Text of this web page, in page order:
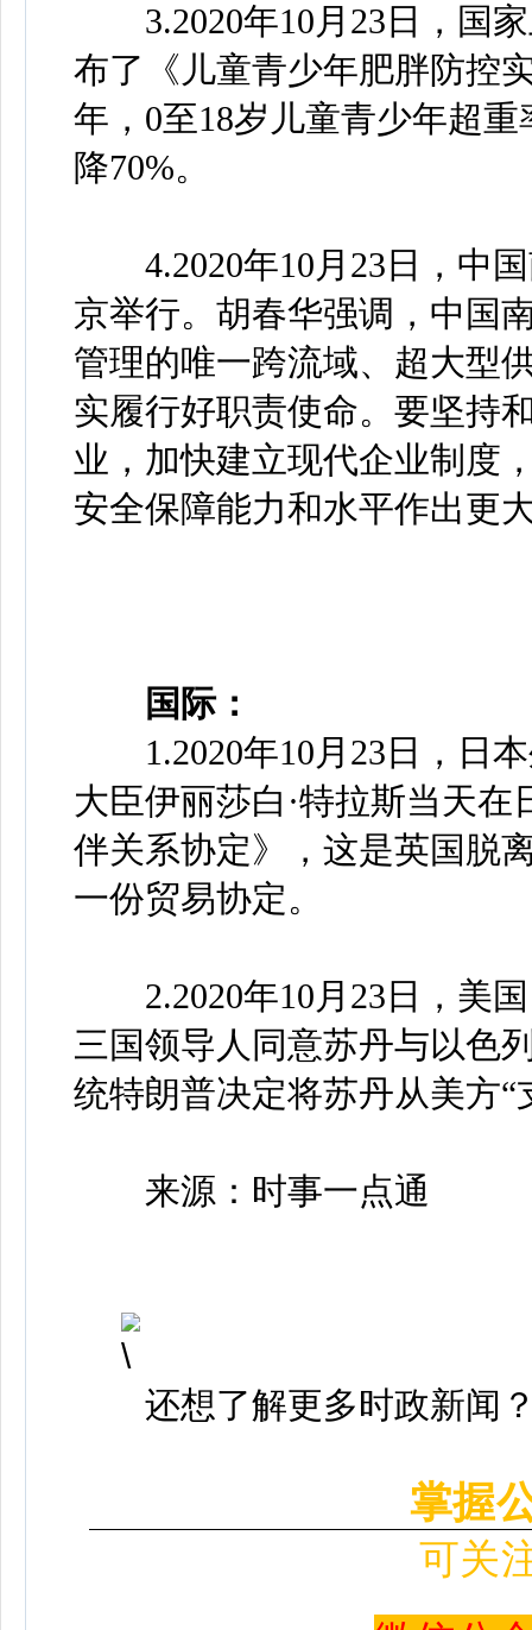
3.2020年10月23日，国家
布了《儿童青少年肥胖防控
年，0至18岁儿童青少年超
降70%。
4.2020年10月23日，中国
京举行。胡春华强调，中国
管理的唯一跨流域、超大型
实履行好职责使命。要坚持
业，加快建立现代企业制度
安全保障能力和水平作出更
国际：
1.2020年10月23日，日本
大臣伊丽莎白·特拉斯当天
伴关系协定》，这是英国脱
一份贸易协定。
2.2020年10月23日，美国
三国领导人同意苏丹与以色
统特朗普决定将苏丹从美方
来源：时事一点通
还想了解更多时政新闻
掌握
可关